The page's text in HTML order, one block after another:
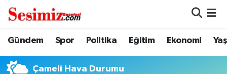
Gündem Spor Politika Eğitim Ekonomi
Çameli Hava Durumu
Dünya
Eğitim
Nöbetçi Eczaneler
Hava Durumu